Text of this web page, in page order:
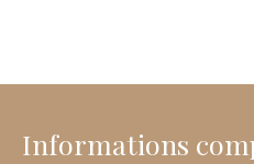
Informations